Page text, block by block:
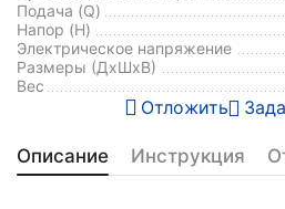
Подача (Q)
Напор (H)
Электрическое напряжение
Размеры (ДхШxВ)
Вес
Отложить
Описание Инструкция